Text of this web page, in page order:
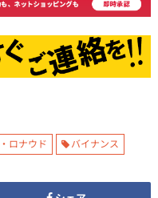
ロナウド バイナンス